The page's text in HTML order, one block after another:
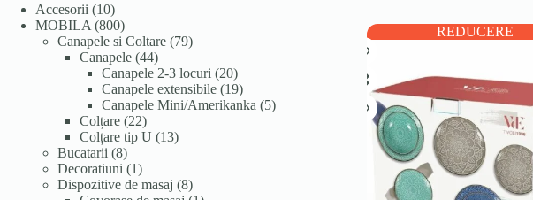
REDUCERE
Accesorii 1010
produse
MOBILA 800800
de
produse
Canapele si Coltare 7979
produse
Canapele 4444
de
produse
Canapele 2-3 locuri 2020
de
produse
Canapele extensibile 1919
produse
Canapele Mini/Amerikanka 55
Colțare 2222
de
Colțare tip U 1313
Bucatarii 88
produse
Decoratiuni 11
produs
Dispozitive de masaj 88